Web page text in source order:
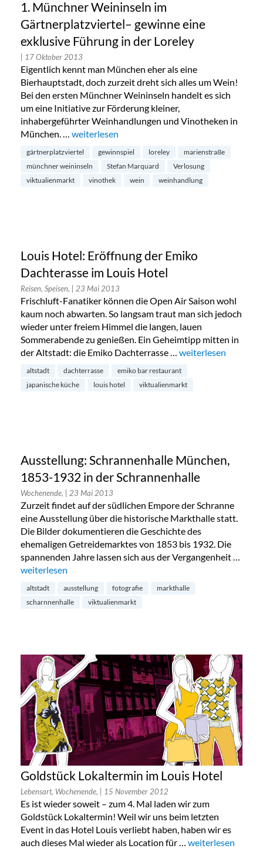
1. Münchner Weininseln im
Gärtnerplatzviertel– gewinne eine
exklusive Führung in der Loreley
| 17 Oktober 2013
Eigentlich kennt man München eher als eine
Bierhauptstadt, doch zurzeit dreht sich alles um Wein!
Bei den ersten Münchner Weininseln handelt es sich
um eine Initiative zur Förderung kleiner,
inhabergeführter Weinhandlungen und Vinotheken in
München. … „1. Münchner Weininseln im
weiterlesen
gärtnerplatzviertel gewinnspiel loreley
marienstraße
münchner weininseln
Stefan Marquard
Verlosung
viktualienmarkt
vinothek wein weinhandlung
Louis Hotel: Eröffnung der Emiko
Dachterasse im Louis Hotel
Reisen, Speisen, | 23 Mai 2013
Frischluft-Fanatiker können die Open Air Saison wohl
kaum noch abwarten. So langsam traut man sich jedoch
wieder unter freiem Himmel die langen, lauen
Sommerabende zu genießen. Ein Geheimtipp mitten in
der Altstadt: die Emiko Dachterrasse … „Louis Hotel:
weiterlesen
altstadt dachterrasse
emiko bar restaurant
japanische küche
louis hotel viktualienmarkt
Ausstellung: Schrannenhalle München,
1853-1932 in der Schrannenhalle
Wochenende, | 23 Mai 2013
Zurzeit findet auf der südlichen Empore der Schranne
eine Ausstellung über die historische Markthalle statt.
Die Bilder dokumentieren die Geschichte des
ehemaligen Getreidemarktes von 1853 bis 1932. Die
spannenden Jahre lassen sich aus der Vergangenheit …
„Ausstellung: Schrannenhalle München, 1853-1932 in der
weiterlesen
altstadt ausstellung fotografie
markthalle
scharnnenhalle
viktualienmarkt
Goldstück Lokaltermin im Louis Hotel
Lebensart, Wochenende, | 15 November 2012
Es ist wieder soweit – zum 4. Mal laden wir zum
Goldstück Lokaltermin! Weil wir uns beim letzten
Event in das Hotel Louis verliebt haben, haben wir es
auch dieses Mal wieder als Location für … „Goldstück
weiterlesen